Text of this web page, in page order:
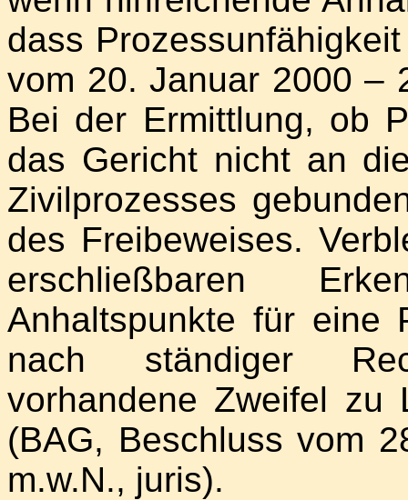
dass
vom 20. Januar 2000 –
Bei der Ermittlung, ob
das Gericht nicht an
Zivilprozesses
des Freibeweises.
erschließbaren
Anhaltspunkte für eine
nach ständiger
vorhandene Zweifel zu
(BAG, Beschluss vom
m.w.N., juris).